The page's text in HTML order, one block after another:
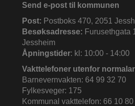
Send e-post til kommunen
Post: Postboks 470, 2051
Besøksadresse: Furusethgata
Jessheim
Åpningstider: kl: 10:00 - 14:00
Vakttelefoner utenfor
Barnevernvakten: 64 99 32 70
Fylkesveger: 175
Kommunal vakttelefon: 66 10